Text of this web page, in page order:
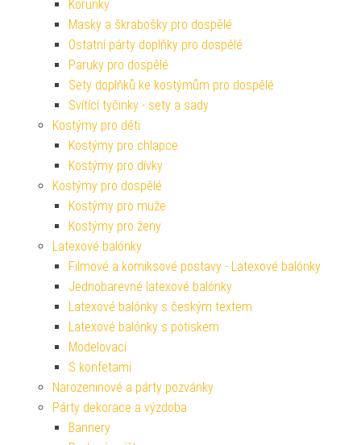
Korunky
Masky a škrabošky pro dospělé
Ostatní párty doplňky pro dospělé
Paruky pro dospělé
Sety doplňků ke kostýmům pro dospělé
Svítící tyčinky - sety a sady
Kostýmy pro děti
Kostýmy pro chlapce
Kostýmy pro dívky
Kostýmy pro dospělé
Kostýmy pro muže
Kostýmy pro ženy
Latexové balónky
Filmové a komiksové postavy - Latexové balónky
Jednobarevné latexové balónky
Latexové balónky s českým textem
Latexové balónky s potiskem
Modelovací
S konfetami
Narozeninové a párty pozvánky
Párty dekorace a výzdoba
Bannery